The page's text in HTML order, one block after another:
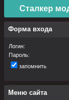
Сталкер
Форма входа
Логин:
Пароль:
запомнить
Меню сайта